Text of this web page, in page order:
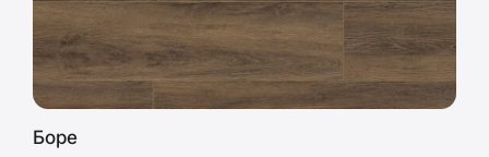
Боре